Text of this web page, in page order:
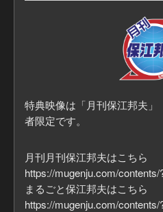
特典映像は「月刊保江邦夫」
者限定です。
月刊月刊保江邦夫はこちら
https://mugenju.com/contents/
まるごと保江邦夫はこちら
https://mugenju.com/contents/